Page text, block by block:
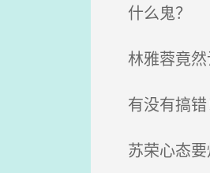
什么鬼？
林雅蓉竟然
有没有搞错
苏荣心态要